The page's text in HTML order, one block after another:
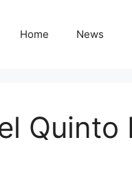
Home News
Quinto